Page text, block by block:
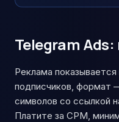
Telegram Ads:
Реклама показывается
подписчиков, формат
символов со ссылкой
Платите за CPM,